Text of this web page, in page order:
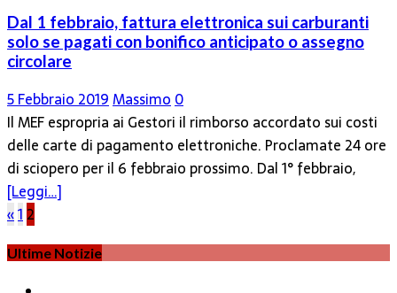
Dal 1 febbraio, fattura elettronica sui carburanti
solo se pagati con bonifico anticipato o assegno
circolare
5 Febbraio 2019Massimo 0
Il MEF espropria ai Gestori il rimborso accordato sui costi
delle carte di pagamento elettroniche. Proclamate 24 ore
di sciopero per il 6 febbraio prossimo. Dal 1° febbraio,
[Leggi…]
Paginazione
degli
articoli
«1 2
Ultime Notizie